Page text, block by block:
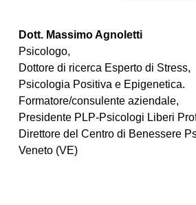
Dott. Massimo Agnoletti
Psicologo,
Dottore di ricerca Esperto di Stress,
Psicologia Positiva e Epigenetica.
Formatore/consulente aziendale,
Presidente PLP-Psicologi Liberi
Direttore del Centro di Benessere
Veneto (VE)